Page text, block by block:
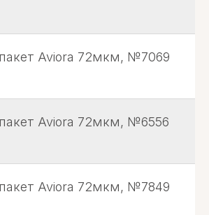
Aviora 72мкм, №7069
Aviora 72мкм, №6556
Aviora 72мкм, №7849